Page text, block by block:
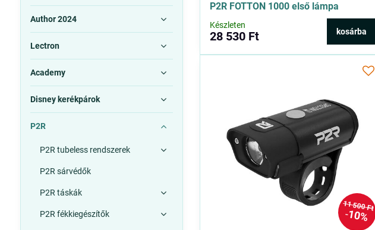
P2R FOTTON 1000 első lámpa
Készleten
28 530 Ft kosárba
11 500 Ft
10%
Author 2024
Lectron
Academy
Disney kerékpárok
P2R
P2R tubeless rendszerek
P2R sárvédők
P2R táskák
P2R fékkiegészítők